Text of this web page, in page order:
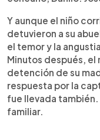
Y aunque el niño
detuvieron a su
el temor y la
Minutos después,
detención de su
respuesta por la
fue llevada también.
familiar.